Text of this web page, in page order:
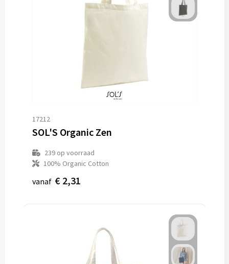
17212
SOL'S Organic Zen
239op voorraad
100% Organic Cotton
vanaf € 2,31